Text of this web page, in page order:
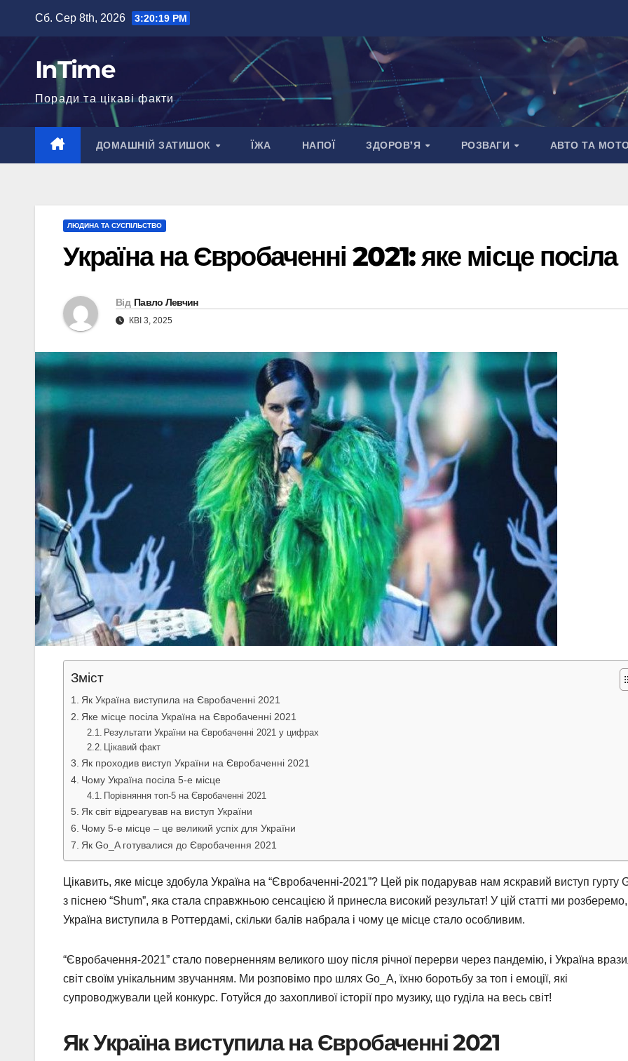
вмісту
Сб. Сер 8th, 2026 3:20:20 PM
InTime
Поради та цікаві факти
ДОМАШНІЙ ЗАТИШОК ЇЖА НАПОЇ ЗДОРОВ’Я РОЗВАГИ АВТО ТА
ЛЮДИНА ТА СУСПІЛЬСТВО
Україна на Євробаченні 2021: яке місце посіла
Від Павло Левчин
КВІ 3, 2025
Зміст
Як Україна виступила на Євробаченні 2021
Яке місце посіла Україна на Євробаченні 2021
Результати України на Євробаченні 2021 у цифрах
Цікавий факт
Як проходив виступ України на Євробаченні 2021
Чому Україна посіла 5-е місце
Порівняння топ-5 на Євробаченні 2021
Як світ відреагував на виступ України
Чому 5-е місце – це великий успіх для України
Як Go_A готувалися до Євробачення 2021
Цікавить, яке місце здобула Україна на “Євробаченні-2021”? Цей рік подарував нам яскравий виступ гурту
з піснею “Shum”, яка стала справжньою сенсацією й принесла високий результат! У цій статті ми
Україна виступила в Роттердамі, скільки балів набрала і чому це місце стало особливим.
“Євробачення-2021” стало поверненням великого шоу після річної перерви через пандемію, і Україна
світ своїм унікальним звучанням. Ми розповімо про шлях Go_A, їхню боротьбу за топ і емоції, які
супроводжували цей конкурс. Готуйся до захопливої історії про музику, що гуділа на весь світ!
Як Україна виступила на Євробаченні 2021